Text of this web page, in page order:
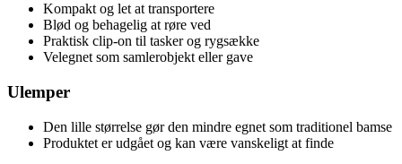
Kompakt og let at transportere
Blød og behagelig at røre ved
Praktisk clip-on til tasker og rygsække
Velegnet som samlerobjekt eller gave
Ulemper
Den lille størrelse gør den mindre egnet som traditionel bamse
Produktet er udgået og kan være vanskeligt at finde